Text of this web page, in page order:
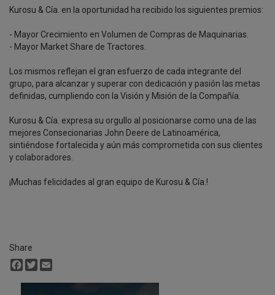
Kurosu & Cía. en la oportunidad ha recibido los siguientes premios:
- Mayor Crecimiento en Volumen de Compras de Maquinarias.
- Mayor Market Share de Tractores.
Los mismos reflejan el gran esfuerzo de cada integrante del
grupo, para alcanzar y superar con dedicación y pasión las metas
definidas, cumpliendo con la Visión y Misión de la Compañía.
Kurosu & Cía. expresa su orgullo al posicionarse como una de las
mejores Consecionarias John Deere de Latinoamérica,
sintiéndose fortalecida y aún más comprometida con sus clientes
y colaboradores.
¡Muchas felicidades al gran equipo de Kurosu & Cía.!
Share
Facebook
Twitter